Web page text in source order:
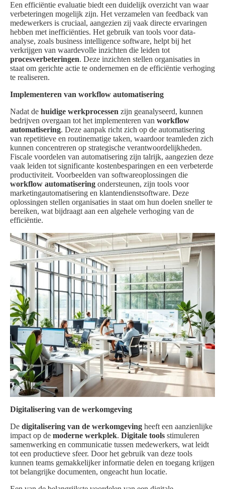
Een efficiëntie evaluatie biedt een duidelijk overzicht van waar
verbeteringen mogelijk zijn. Het verzamelen van feedback van
medewerkers is cruciaal, aangezien zij vaak directe ervaringen
hebben met inefficiënties. Het gebruik van tools voor data-
analyse, zoals business intelligence software, helpt bij het
verkrijgen van waardevolle inzichten die leiden tot
procesverbeteringen. Deze inzichten stellen organisaties in
staat om gerichte actie te ondernemen en de efficiëntie verhoging
te realiseren.
Implementeren van workflow automatisering
Nadat de huidige werkprocessen zijn geanalyseerd, kunnen
bedrijven overgaan tot het implementeren van workflow
automatisering. Deze aanpak richt zich op de automatisering
van repetitieve en routinematige taken, waardoor teamleden zich
kunnen concentreren op strategische verantwoordelijkheden.
Fiscale voordelen van automatisering zijn talrijk, aangezien deze
vaak leiden tot significante kostenbesparingen en een verbeterde
productiviteit. Voorbeelden van softwareoplossingen die
workflow automatisering ondersteunen, zijn tools voor
marketingautomatisering en klantendienstsoftware. Deze
oplossingen stellen organisaties in staat om hun doelen sneller te
bereiken, wat bijdraagt aan een algehele verhoging van de
efficiëntie.
Digitalisering van de werkomgeving
De digitalisering van de werkomgeving heeft een aanzienlijke
impact op de moderne werkplek. Digitale tools stimuleren
samenwerking en communicatie tussen medewerkers, wat leidt
tot een productieve sfeer. Door het gebruik van deze tools
kunnen teams gemakkelijker informatie delen en toegang krijgen
tot belangrijke documenten, ongeacht hun locatie.